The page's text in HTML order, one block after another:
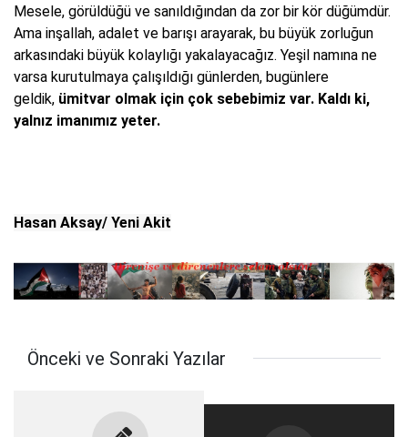
Mesele, görüldüğü ve sanıldığından da zor bir kör düğümdür.
Ama inşallah, adalet ve barışı arayarak, bu büyük zorluğun
arkasındaki büyük kolaylığı yakalayacağız. Yeşil namına ne
varsa kurutulmaya çalışıldığı günlerden, bugünlere
geldik, ümitvar olmak için çok sebebimiz var. Kaldı ki,
yalnız imanımız yeter.
Hasan Aksay/ Yeni Akit
Önceki ve Sonraki Yazılar